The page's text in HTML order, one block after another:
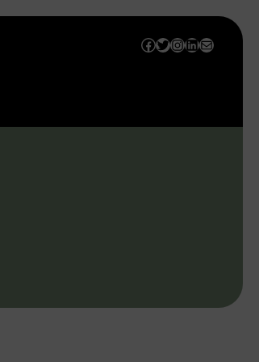
Facebook
Twitter
Instagram
LinkedIn
E-Mail